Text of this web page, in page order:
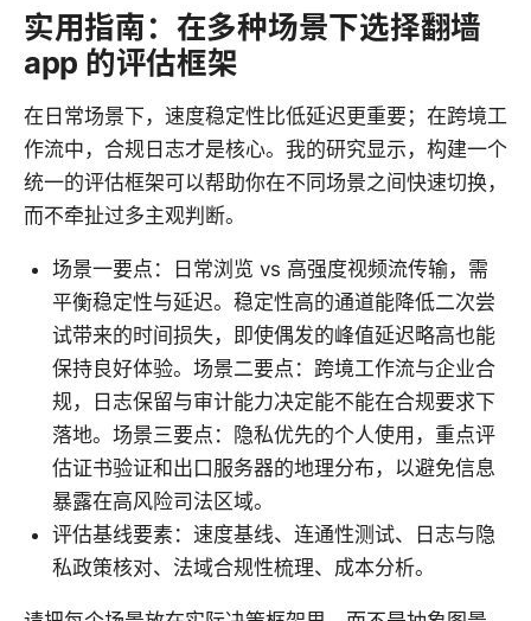
实用指南：在多种场景下选择翻墙
app 的评估框架
在日常场景下，速度稳定性比低延迟更重要；在跨境工
作流中，合规日志才是核心。我的研究显示，构建一个
统一的评估框架可以帮助你在不同场景之间快速切换，
而不牵扯过多主观判断。
场景一要点：日常浏览 vs 高强度视频流传输，需
平衡稳定性与延迟。稳定性高的通道能降低二次尝
试带来的时间损失，即使偶发的峰值延迟略高也能
保持良好体验。场景二要点：跨境工作流与企业合
规，日志保留与审计能力决定能不能在合规要求下
落地。场景三要点：隐私优先的个人使用，重点评
估证书验证和出口服务器的地理分布，以避免信息
暴露在高风险司法区域。
评估基线要素：速度基线、连通性测试、日志与隐
私政策核对、法域合规性梳理、成本分析。